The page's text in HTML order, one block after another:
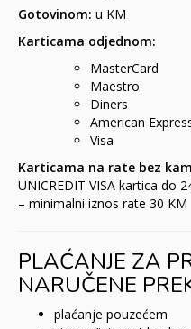
Gotovinom: u KM
Karticama odjednom:
MasterCard
Maestro
Diners
American
Visa
Karticama na rate bez
UNICREDIT VISA kartica do
– minimalni iznos rate 30 KM
PLAĆANJE ZA
NARUČENE
plaćanje pouzećem